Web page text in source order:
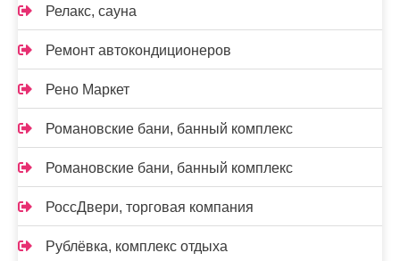
Релакс, сауна
Ремонт автокондиционеров
Рено Маркет
Романовские бани, банный комплекс
Романовские бани, банный комплекс
РоссДвери, торговая компания
Рублёвка, комплекс отдыха